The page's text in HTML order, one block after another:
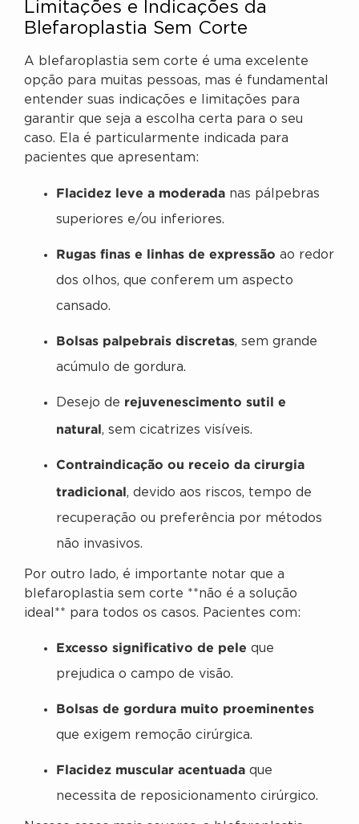
Limitações e Indicações da
Blefaroplastia Sem Corte
A blefaroplastia sem corte é uma excelente
opção para muitas pessoas, mas é fundamental
entender suas indicações e limitações para
garantir que seja a escolha certa para o seu
caso. Ela é particularmente indicada para
pacientes que apresentam:
Flacidez leve a moderada nas pálpebras
superiores e/ou inferiores.
Rugas finas e linhas de expressão ao redor
dos olhos, que conferem um aspecto
cansado.
Bolsas palpebrais discretas, sem grande
acúmulo de gordura.
Desejo de rejuvenescimento sutil e
natural, sem cicatrizes visíveis.
Contraindicação ou receio da cirurgia
tradicional, devido aos riscos, tempo de
recuperação ou preferência por métodos
não invasivos.
Por outro lado, é importante notar que a
blefaroplastia sem corte **não é a solução
ideal** para todos os casos. Pacientes com:
Excesso significativo de pele que
prejudica o campo de visão.
Bolsas de gordura muito proeminentes
que exigem remoção cirúrgica.
Flacidez muscular acentuada que
necessita de reposicionamento cirúrgico.